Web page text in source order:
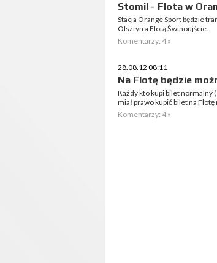
Stomil - Flota w
Stacja Orange Sport będzie
Olsztyn a Flotą Świnoujście.
Komentarzy: 4 »
28.08.12 08:11
Na Flotę będzie
Każdy kto kupi bilet normalny
miał prawo kupić bilet na
Komentarzy: 4 »